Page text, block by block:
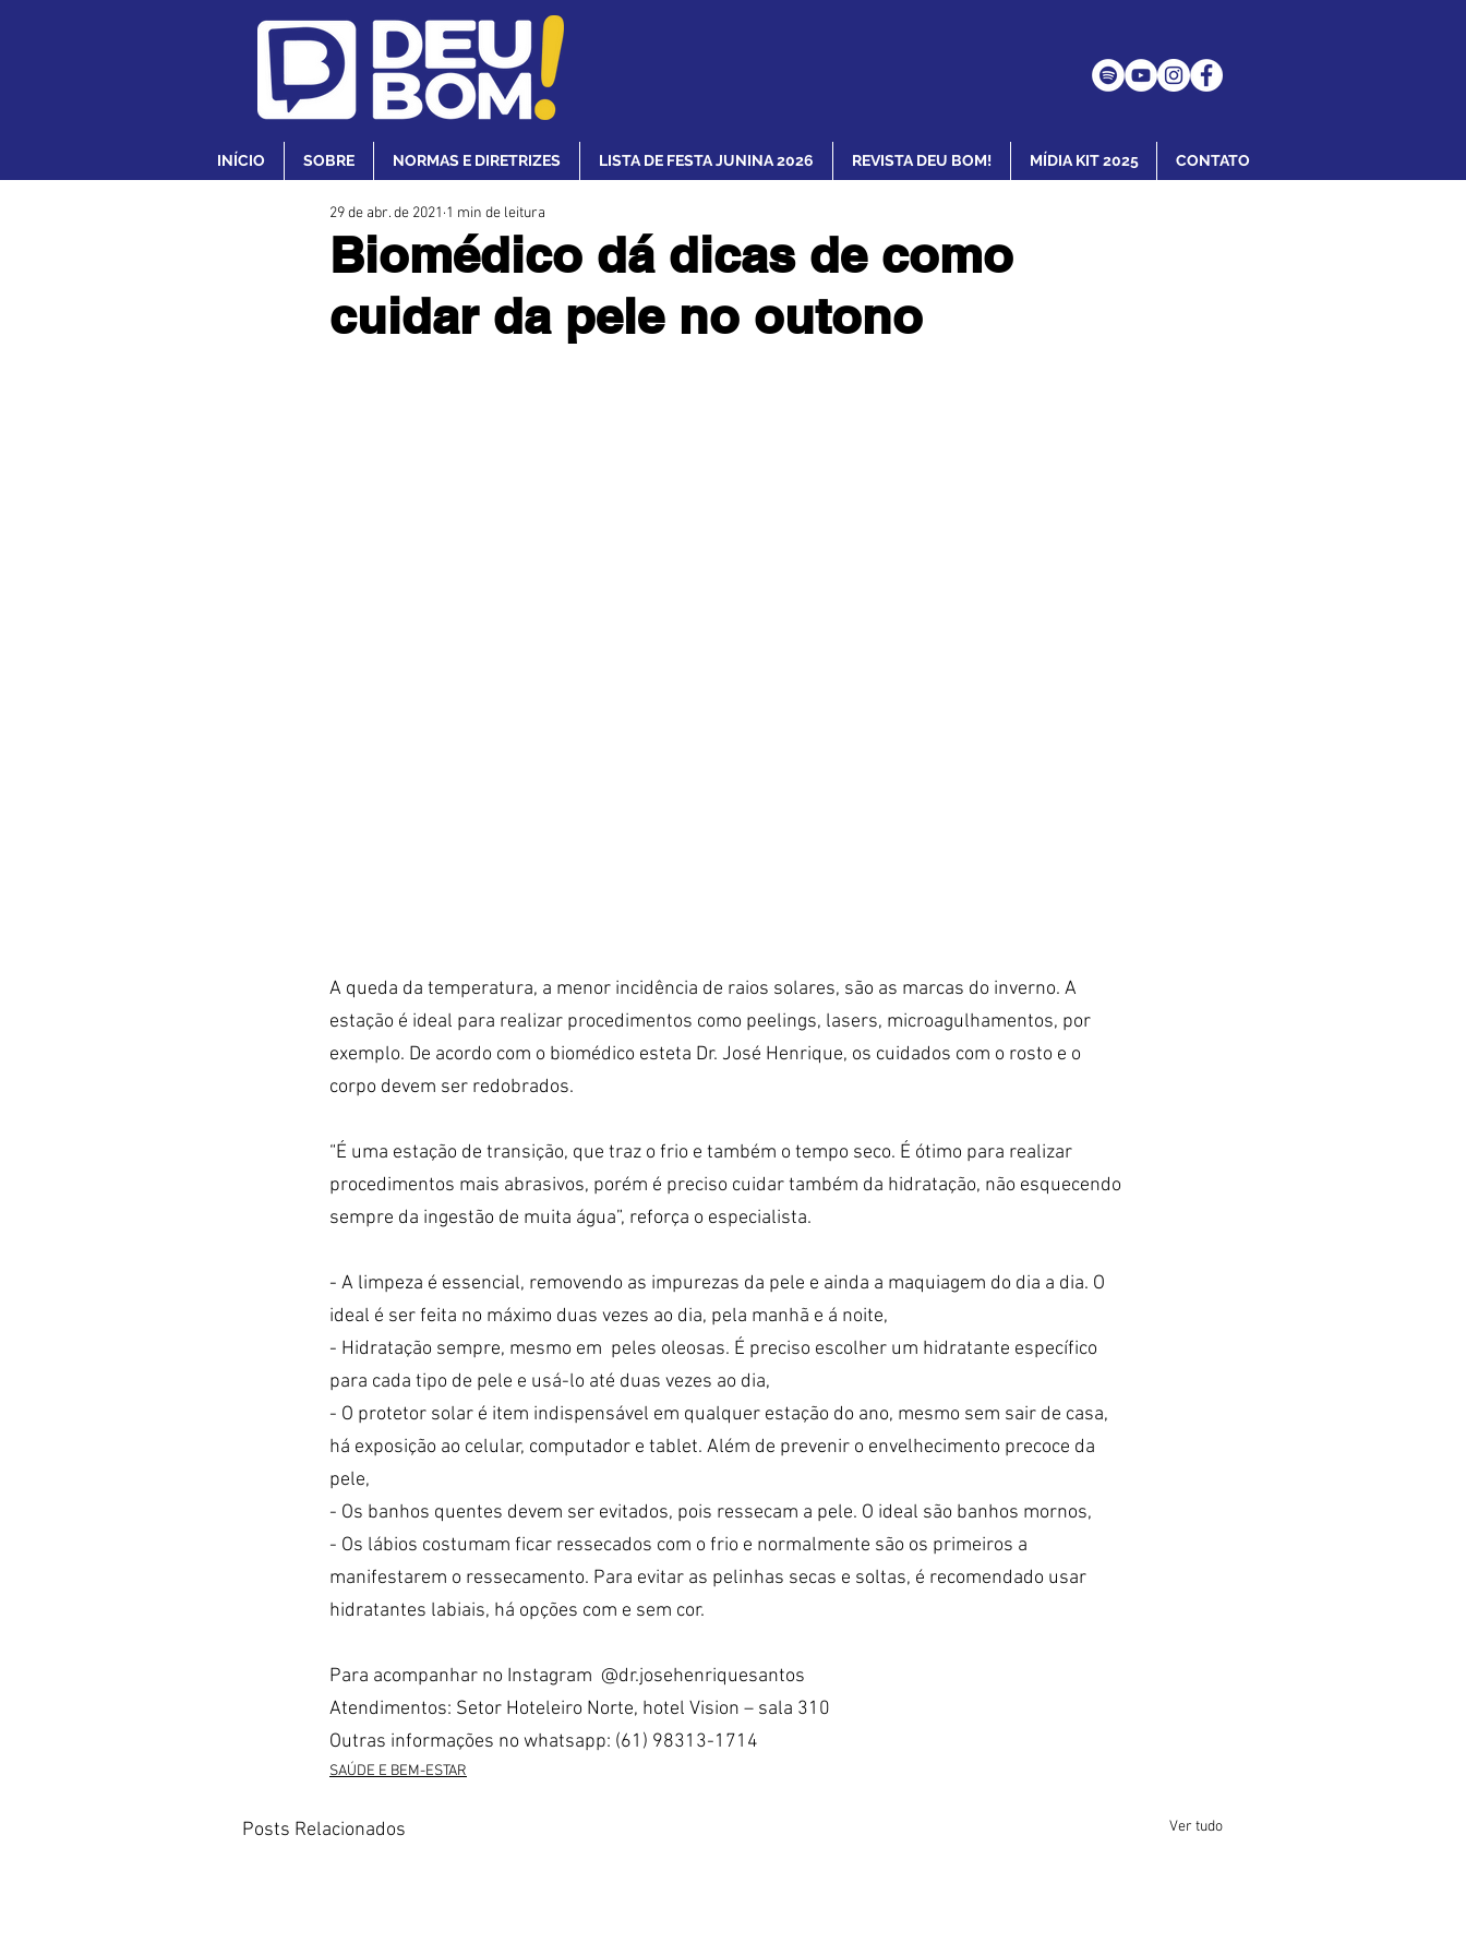
INÍCIO SOBRE NORMAS E DIRETRIZES LISTA DE FESTA JUNINA 2026 REVISTA DEU BOM! MÍDIA KIT 2025 CONTATO
Biomédico dá dicas de como
cuidar da pele no outono
29 de abr. de 2021 1 min de leitura
A queda da temperatura, a menor incidência de raios solares, são as marcas do inverno. A
estação é ideal para realizar procedimentos como peelings, lasers, microagulhamentos, por
exemplo. De acordo com o biomédico esteta Dr. José Henrique, os cuidados com o rosto e o
corpo devem ser redobrados.
“É uma estação de transição, que traz o frio e também o tempo seco. É ótimo para realizar
procedimentos mais abrasivos, porém é preciso cuidar também da hidratação, não esquecendo
sempre da ingestão de muita água”, reforça o especialista.
- A limpeza é essencial, removendo as impurezas da pele e ainda a maquiagem do dia a dia. O
ideal é ser feita no máximo duas vezes ao dia, pela manhã e á noite,
- Hidratação sempre, mesmo em  peles oleosas. É preciso escolher um hidratante específico
para cada tipo de pele e usá-lo até duas vezes ao dia,
- O protetor solar é item indispensável em qualquer estação do ano, mesmo sem sair de casa,
há exposição ao celular, computador e tablet. Além de prevenir o envelhecimento precoce da
pele,
- Os banhos quentes devem ser evitados, pois ressecam a pele. O ideal são banhos mornos,
- Os lábios costumam ficar ressecados com o frio e normalmente são os primeiros a
manifestarem o ressecamento. Para evitar as pelinhas secas e soltas, é recomendado usar
hidratantes labiais, há opções com e sem cor.
Para acompanhar no Instagram  @dr.josehenriquesantos
Atendimentos: Setor Hoteleiro Norte, hotel Vision – sala 310
Outras informações no whatsapp: (61) 98313-1714
SAÚDE E BEM-ESTAR
Posts Relacionados Ver tudo